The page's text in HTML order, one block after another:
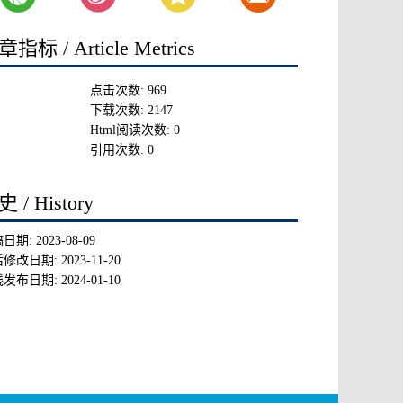
指标 / Article Metrics
点击次数:969
下载次数:2147
Html阅读次数:0
引用次数:0
/ History
日期: 2023-08-09
修改日期: 2023-11-20
发布日期: 2024-01-10